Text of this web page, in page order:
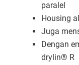
paralel
Housing
Juga
Dengan
drylin® R